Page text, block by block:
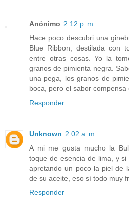
Anónimo 2:12 p. m.
Hace poco descubri una
Blue Ribbon, destilada con
entre otras cosas. Yo la
granos de pimienta negra.
una pega, los granos de
boca, pero el sabor compensa
Responder
Unknown 2:02 a. m.
A mi me gusta mucho la
toque de esencia de lima, y
apretando un poco la piel de
de su aceite, eso sí todo muy
Responder